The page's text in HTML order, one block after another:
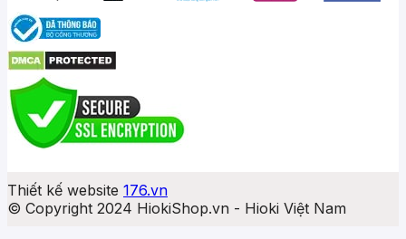
Thiết kế website 176.vn
© Copyright 2024 HiokiShop.vn - Hioki Việt Nam